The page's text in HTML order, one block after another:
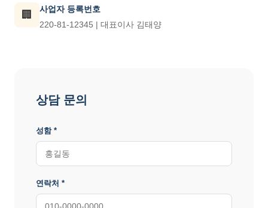
🏢
사업자 등록번호
220-81-12345 | 대표이사 김태양
상담 문의
성함 *
연락처 *